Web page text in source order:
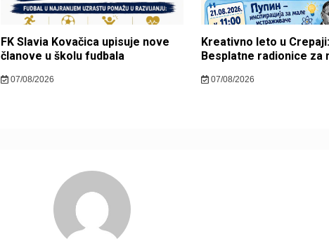
FK Slavia Kovačica upisuje nove
članove u školu fudbala
07/08/2026
Kreativno leto u Crepaji:
Besplatne radionice za
07/08/2026